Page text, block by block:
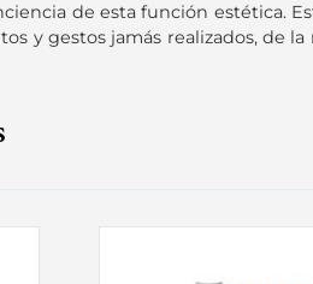
de esta función estética.
y gestos jamás realizados, de